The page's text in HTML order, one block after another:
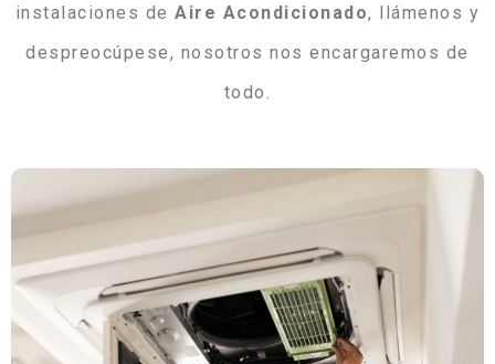
instalaciones deAire Acondicionado, llámenos y
despreocúpese, nosotros nos encargaremos de
todo.